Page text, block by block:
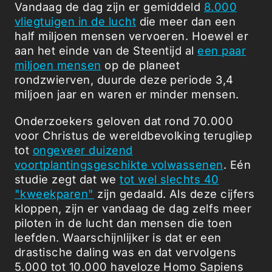
Vandaag de dag zijn er gemiddeld 8.000
vliegtuigen in de lucht die meer dan een
half miljoen mensen vervoeren. Hoewel er
aan het einde van de Steentijd al een paar
miljoen mensen op de planeet
rondzwierven, duurde deze periode 3,4
miljoen jaar en waren er minder mensen.
Onderzoekers geloven dat rond 70.000
voor Christus de wereldbevolking terugliep
tot ongeveer duizend
voortplantingsgeschikte volwassenen. Eén
studie zegt dat wetot wel slechts 40
"kweekparen" zijn gedaald. Als deze cijfers
kloppen, zijn er vandaag de dag zelfs meer
piloten in de lucht dan mensen die toen
leefden. Waarschijnlijker is dat er een
drastische daling was en dat vervolgens
5.000 tot 10.000 haveloze Homo Sapiens